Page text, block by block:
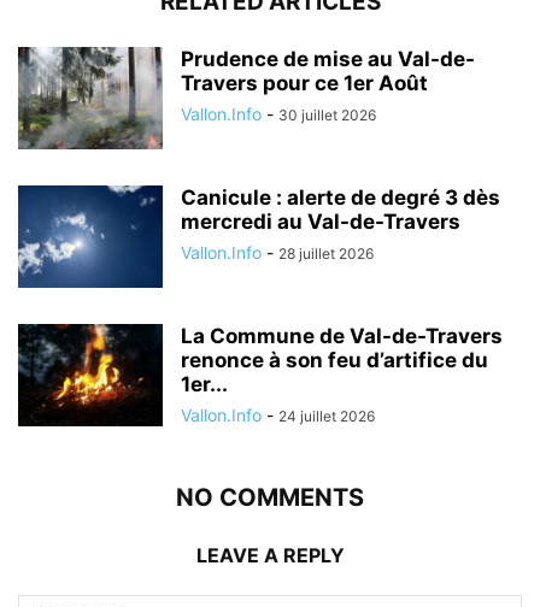
Prudence de mise au Val-de-
Travers pour ce 1er Août
Vallon.Info - 30 juillet 2026
Canicule : alerte de degré 3 dès
mercredi au Val-de-Travers
Vallon.Info - 28 juillet 2026
La Commune de Val-de-Travers
renonce à son feu d’artifice du
1er...
Vallon.Info - 24 juillet 2026
NO COMMENTS
LEAVE A REPLY